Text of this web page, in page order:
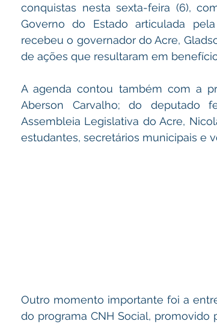
ao produtor Saúde Aniversário da cidade
conquistas nesta sexta-feira (6),
Governo do Estado articulada
recebeu o governador do Acre,
de ações que resultaram em
A agenda contou também com a
Aberson Carvalho; do deputado
Assembleia Legislativa do Acre,
estudantes, secretários municipais e
Outro momento importante foi a
do programa CNH Social, promovido